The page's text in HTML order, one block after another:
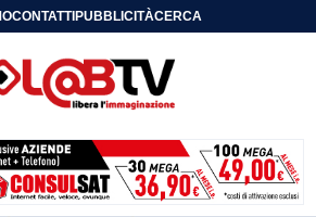
CONTATTIPUBBLICITÀCERCA